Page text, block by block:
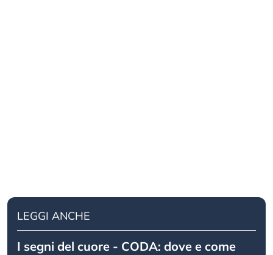
LEGGI ANCHE
I segni del cuore - CODA: dove e come